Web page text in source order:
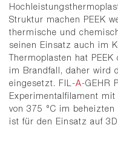
Struktur machen PEEK
thermische und
seinen Einsatz auch im
Thermoplasten hat
im Brandfall, daher wird
eingesetzt. FIL -A-GEHR
Experimentalfilament
von 375 °C im
ist für den Einsatz auf